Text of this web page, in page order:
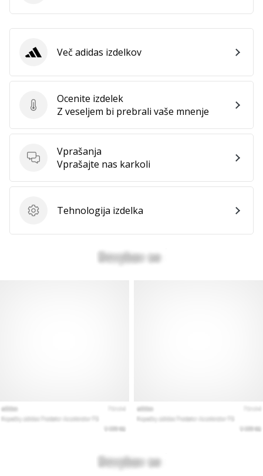
ali
online
forum?
Začnite
Pridružite
našemu…
Prikaži
članke
Ocenite izdelek
Ocenite izdelek
Z veseljem bi prebrali vaše mnenje
Vprašanja
Vprašanja
Vprašajte nas karkoli
Tehnologija izdelka
Tehnologija izdelka
adidasVeč adidas izdelkov